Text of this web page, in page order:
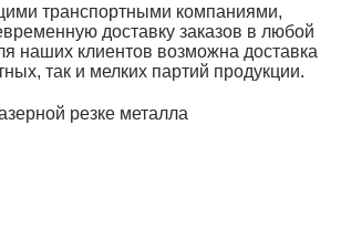
транспортными компаниями,
доставку заказов в любой
наших клиентов возможна доставка
так и мелких партий продукции.
резке металла